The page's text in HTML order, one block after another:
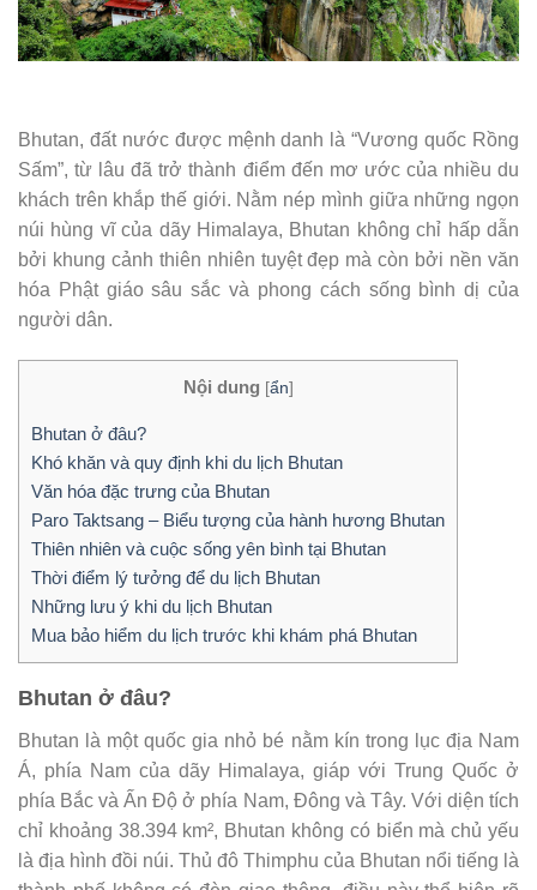
Bhutan, đất nước được mệnh danh là “Vương quốc Rồng
Sấm”, từ lâu đã trở thành điểm đến mơ ước của nhiều du
khách trên khắp thế giới. Nằm nép mình giữa những ngọn
núi hùng vĩ của dãy Himalaya, Bhutan không chỉ hấp dẫn
bởi khung cảnh thiên nhiên tuyệt đẹp mà còn bởi nền văn
hóa Phật giáo sâu sắc và phong cách sống bình dị của
người dân.
Nội dung [ẩn]
Bhutan ở đâu?
Khó khăn và quy định khi du lịch Bhutan
Văn hóa đặc trưng của Bhutan
Paro Taktsang – Biểu tượng của hành hương Bhutan
Thiên nhiên và cuộc sống yên bình tại Bhutan
Thời điểm lý tưởng để du lịch Bhutan
Những lưu ý khi du lịch Bhutan
Mua bảo hiểm du lịch trước khi khám phá Bhutan
Bhutan ở đâu?
Bhutan là một quốc gia nhỏ bé nằm kín trong lục địa Nam
Á, phía Nam của dãy Himalaya, giáp với Trung Quốc ở
phía Bắc và Ấn Độ ở phía Nam, Đông và Tây. Với diện tích
chỉ khoảng 38.394 km², Bhutan không có biển mà chủ yếu
là địa hình đồi núi. Thủ đô Thimphu của Bhutan nổi tiếng là